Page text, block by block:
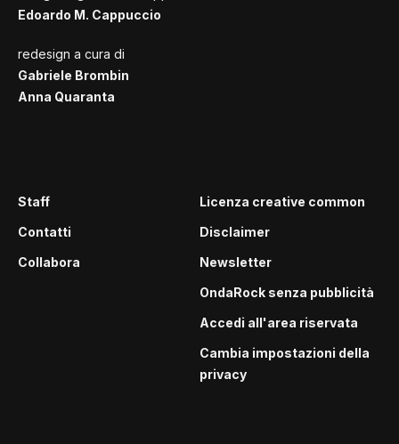
Edoardo M. Cappuccio
redesign a cura di
Gabriele Brombin
Anna Quaranta
Staff
Contatti
Collabora
Licenza creative common
Disclaimer
Newsletter
OndaRock senza pubblicità
Accedi all'area riservata
Cambia impostazioni della
privacy